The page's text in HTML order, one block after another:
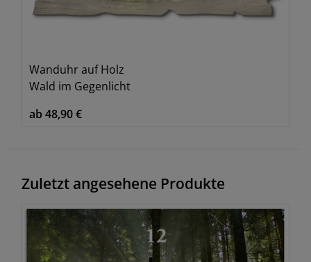
Wanduhr auf Holz
Wald im Gegenlicht
ab 48,90 €
Zuletzt angesehene Produkte